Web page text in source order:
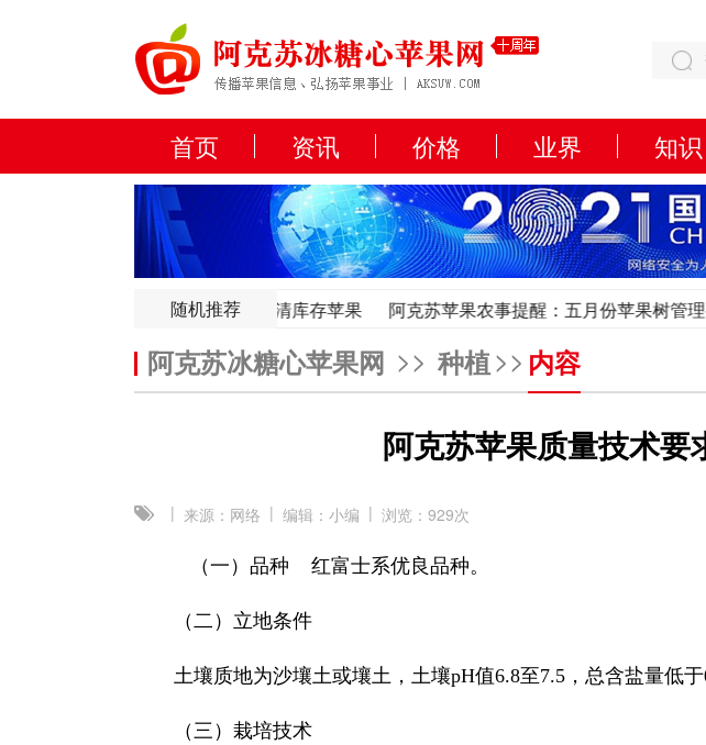
首页 资讯 价格 业界 知识
随机推荐
行情，全国部分冷库月底开始清库存苹果 阿克苏苹果农事提醒：五月份苹果树管理要点
行情，全国部分冷库月底开始清库存苹果
阿克苏苹果农事提醒：五月份苹果树管理要点
阿克苏冰糖心苹果网 >> 种植>> 内容
阿克苏苹果质量技术要
| 来源：网络 | 编辑：小编 | 浏览： 929次
（一）品种 红富士系优良品种。
（二）立地条件
土壤质地为沙壤土或壤土，土壤pH值6.8至7.5，总含盐量低于
（三）栽培技术